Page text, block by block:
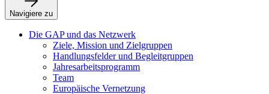
Navigiere zu
Die GAP und das Netzwerk
Ziele, Mission und Zielgruppen
Handlungsfelder und Begleitgruppen
Jahresarbeitsprogramm
Team
Europäische Vernetzung